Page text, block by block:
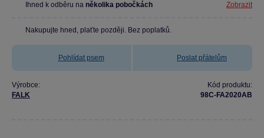
Ihned k odběru na několika pobočkách Zobrazit
Nakupujte hned, plaťte později. Bez poplatků.
Pohlídat psem Poslat přátelům
Výrobce:
FALK
Kód produktu:
98C-FA2020AB